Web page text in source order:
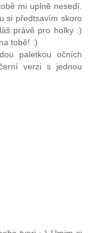
mi uplně nesedí.
si předtsavím skoro
právě pro holky :)
tobě! :)
paletkou očních
verzi s jednou